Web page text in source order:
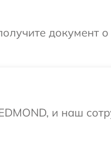
документ
и наш